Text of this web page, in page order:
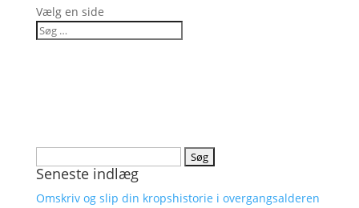
Vælg en side
efter:
Seneste indlæg
Omskriv og slip din kropshistorie i overgangsalderen